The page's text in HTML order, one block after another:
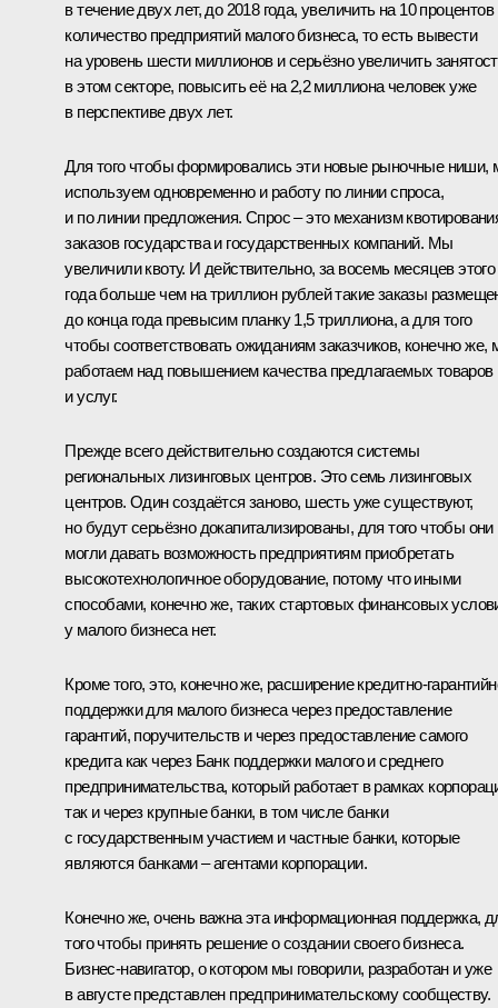
в течение двух лет, до 2018 года, увеличить на 10 процентов
количество предприятий малого бизнеса, то есть вывести
на уровень шести миллионов и серьёзно увеличить
в этом секторе, повысить её на 2,2 миллиона человек уже
в перспективе двух лет.
Для того чтобы формировались эти новые рыночные ниши,
используем одновременно и работу по линии спроса,
и по линии предложения. Спрос – это механизм
заказов государства и государственных компаний. Мы
увеличили квоту. И действительно, за восемь месяцев этого
года больше чем на триллион рублей такие заказы
до конца года превысим планку 1,5 триллиона, а для того
чтобы соответствовать ожиданиям заказчиков, конечно же,
работаем над повышением качества предлагаемых товаров
и услуг.
Прежде всего действительно создаются системы
региональных лизинговых центров. Это семь лизинговых
центров. Один создаётся заново, шесть уже существуют,
но будут серьёзно докапитализированы, для того чтобы они
могли давать возможность предприятиям приобретать
высокотехнологичное оборудование, потому что иными
способами, конечно же, таких стартовых финансовых
у малого бизнеса нет.
Кроме того, это, конечно же, расширение кредитно-
поддержки для малого бизнеса через предоставление
гарантий, поручительств и через предоставление самого
кредита как через Банк поддержки малого и среднего
предпринимательства, который работает в рамках
так и через крупные банки, в том числе банки
с государственным участием и частные банки, которые
являются банками – агентами корпорации.
Конечно же, очень важна эта информационная поддержка,
того чтобы принять решение о создании своего бизнеса.
Бизнес-навигатор, о котором мы говорили, разработан и уже
в августе представлен предпринимательскому сообществу.